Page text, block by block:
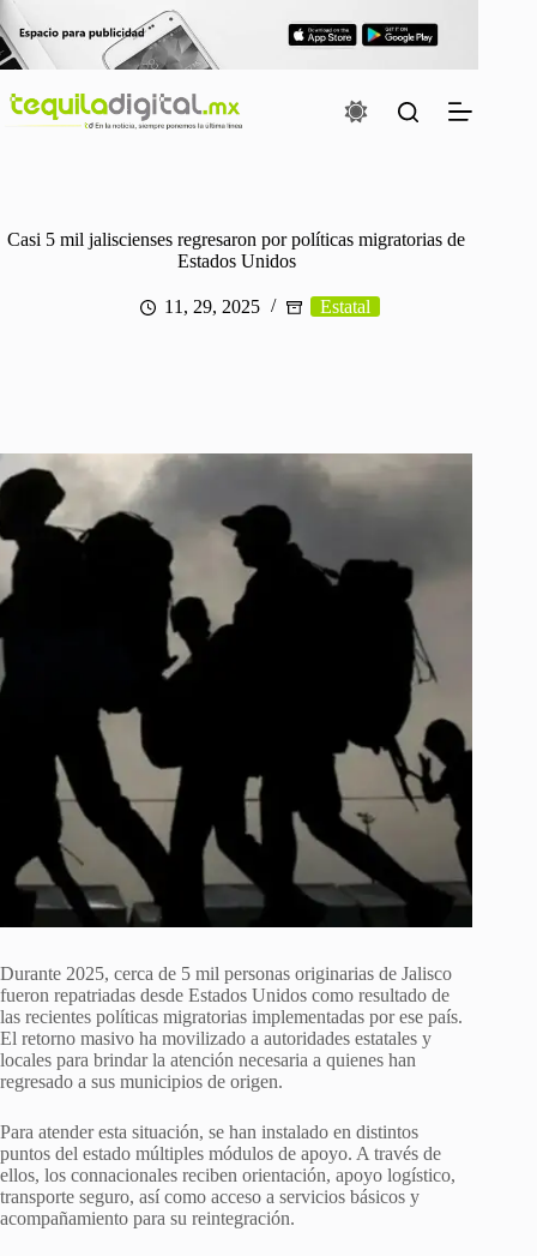
Saltar
al
contenido
Casi 5 mil jaliscienses regresaron por políticas migratorias de
Estados Unidos
11, 29, 2025 Estatal
Durante 2025, cerca de 5 mil personas originarias de Jalisco
fueron repatriadas desde Estados Unidos como resultado de
las recientes políticas migratorias implementadas por ese país.
El retorno masivo ha movilizado a autoridades estatales y
locales para brindar la atención necesaria a quienes han
regresado a sus municipios de origen.
Para atender esta situación, se han instalado en distintos
puntos del estado múltiples módulos de apoyo. A través de
ellos, los connacionales reciben orientación, apoyo logístico,
transporte seguro, así como acceso a servicios básicos y
acompañamiento para su reintegración.